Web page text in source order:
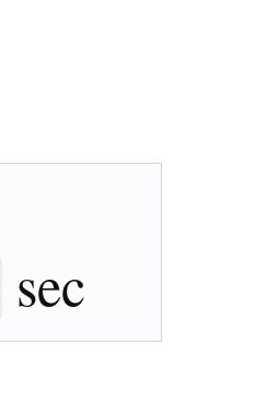
sec